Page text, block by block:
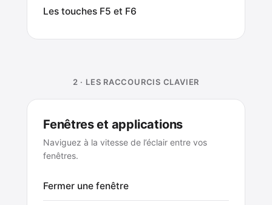
Les touches F5 et F6
2 · LES RACCOURCIS CLAVIER
Fenêtres et applications
Naviguez à la vitesse de l’éclair entre vos
fenêtres.
Fermer une fenêtre